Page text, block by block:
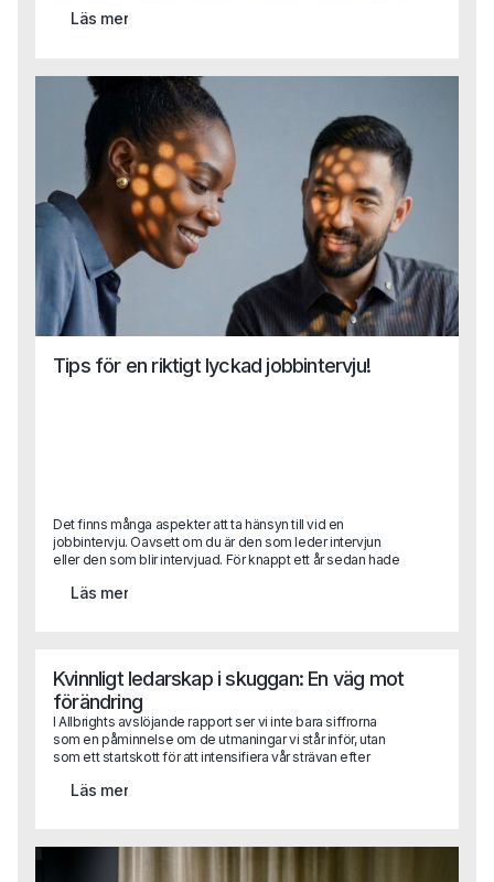
redan sitter på en bra position. Dessutom vet vi att det
plötsligt uppstått ett behov av en specialistkompetens?
Hör av dig till oss!
Läs mer
Tips för en riktigt lyckad jobbintervju!
Det finns många aspekter att ta hänsyn till vid en
jobbintervju. Oavsett om du är den som leder intervjun
eller den som blir intervjuad. För knappt ett år sedan hade
digitalt. Men det gör vi. Och aspekterna att ta hänsyn till har
Läs mer
Kvinnligt ledarskap i skuggan: En väg mot
förändring
I Allbrights avslöjande rapport ser vi inte bara siffrorna
som en påminnelse om de utmaningar vi står inför, utan
som ett startskott för att intensifiera vår strävan efter
att omsätta rapportens insikter i praktisk handling.
Läs mer